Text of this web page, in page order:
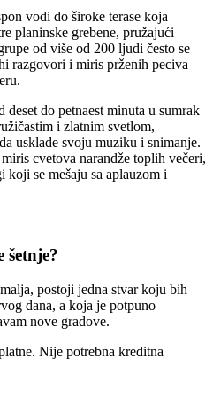
vodi do široke terase koja
planinske grebene, pružajući
od više od 200 ljudi često se
razgovori i miris prženih peciva
deset do petnaest minuta u sumrak
i zlatnim svetlom,
usklade svoju muziku i snimanje.
cvetova narandže toplih večeri,
koji se mešaju sa aplauzom i
šetnje?
postoji jedna stvar koju bih
dana, a koja je potpuno
nove gradove.
Nije potrebna kreditna